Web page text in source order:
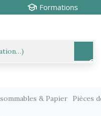
Formations
& Papier Pièces